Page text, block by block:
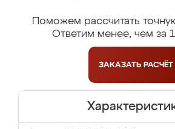
Поможем рассчитать
Ответим менее, чем за
ЗАКАЗАТЬ РАСЧЁТ